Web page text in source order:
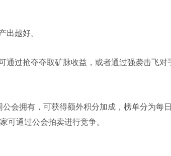
出越好。
通过抢夺夺取矿脉收益，或者通过强袭击飞对
会拥有，可获得额外积分加成，榜单分为每
可通过公会拍卖进行竞争。